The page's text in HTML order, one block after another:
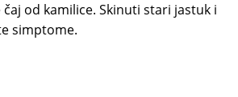
od kamilice. Skinuti stari jastuk i
simptome.